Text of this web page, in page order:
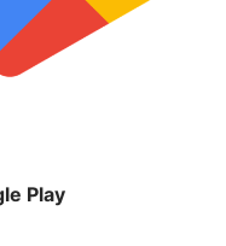
Play